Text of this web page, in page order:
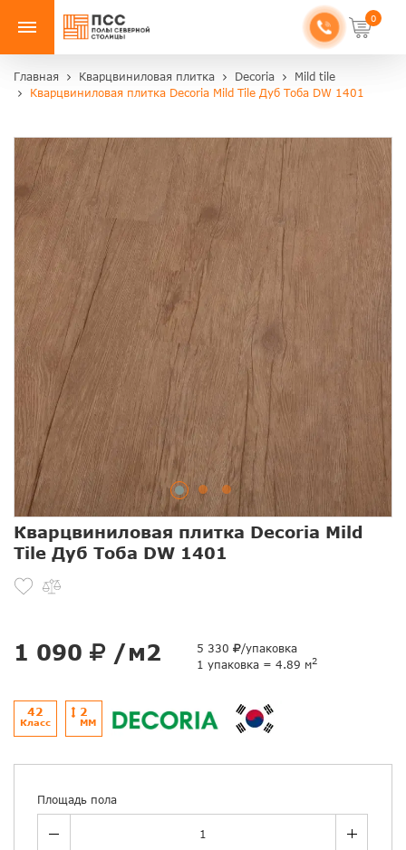
0
Главная Кварцвиниловая плитка Decoria
Mild tile
Кварцвиниловая плитка Decoria Mild Tile Дуб Тоба DW 1401
Кварцвиниловая плитка Decoria Mild
Tile Дуб Тоба DW 1401
1 090 /м2 5 330
/упаковка
1 упаковка = 4.89 м2
42
Класс
2
ММ
Площадь пола